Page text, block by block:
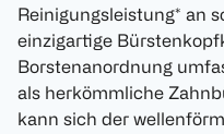
Reinigungsleistung* an
einzigartige
Borstenanordnung
als herkömmliche
kann sich der